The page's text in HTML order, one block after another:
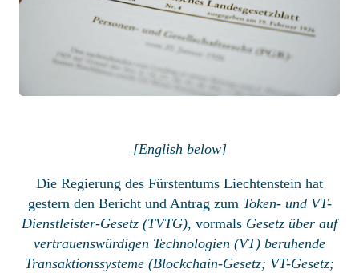
[English below]
Die Regierung des Fürstentums Liechtenstein hat
gestern den Bericht und Antrag zumToken- und VT-
Dienstleister-Gesetz (TVTG), vormals Gesetz über auf
vertrauenswürdigen Technologien (VT) beruhende
Transaktionssysteme (Blockchain-Gesetz; VT-Gesetz;